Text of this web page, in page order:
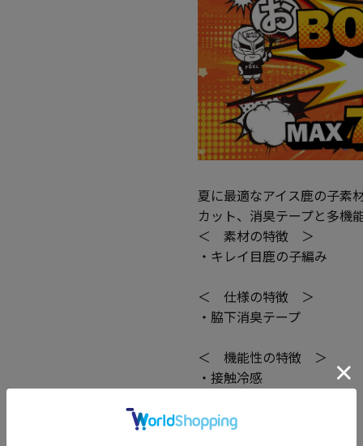
夏に最適なアイス鹿の子素
カット、消臭テープと多機
＜ 素材の特徴 ＞
・キレイ目鹿の子編み
＜ 仕様の特徴 ＞
・脇下消臭テープ
＜ 機能性の特徴 ＞
・接触冷感
・吸水速乾